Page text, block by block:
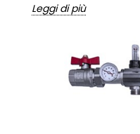
Leggi di più